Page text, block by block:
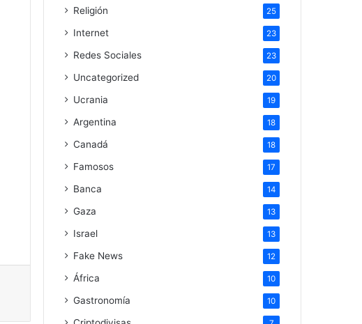
Religión 25
Internet 23
Redes Sociales 23
Uncategorized 20
Ucrania 19
Argentina 18
Canadá 18
Famosos 17
Banca 14
Gaza 13
Israel 13
Fake News 12
África 10
Gastronomía 10